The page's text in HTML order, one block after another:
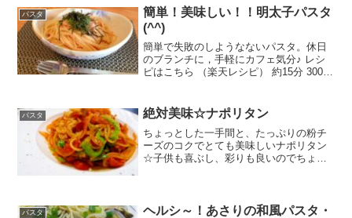
にんにく白ワインor料理酒塩・こしょう
パセリみんな...
パスタ
簡単！美味しい！！明太子パスタ
(^^)
簡単で失敗のしようなないパスタ。休日
のブランチに，手軽にカフェ気分♪ レシ
ピはこちら （楽天レシピ） 約15分 300円
縮）刻み海苔，大葉の千切りみんなのレ
ビュー
パスタ 絶対美味☆ナポリタン
ちょっとした一手間と、たっぷりの粉チ
ーズのコクでとても美味しいナポリタン
☆子供も喜ぶし、彩りも良いのでちょっ
ブオイルコ...
パスタ
ヘルシ～！あさりの和風パスタ・